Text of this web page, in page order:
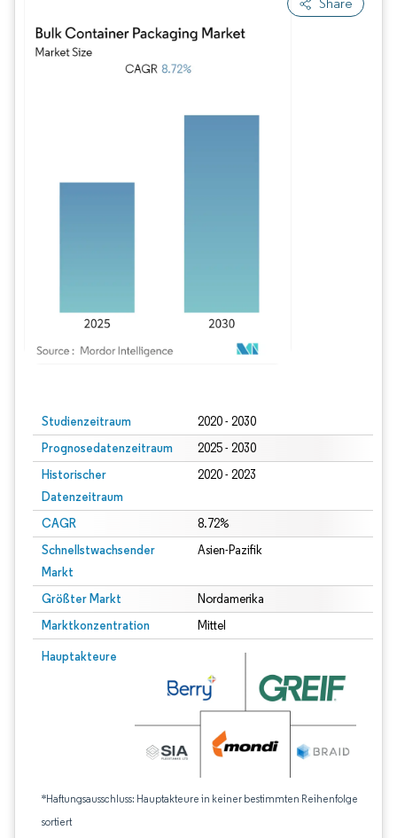
Studienzeitraum 2020 - 2030
Prognosedatenzeitraum 2025 - 2030
Historischer
Datenzeitraum
2020 - 2023
CAGR 8.72%
Schnellstwachsender
Markt
Asien-Pazifik
Größter Markt Nordamerika
Marktkonzentration Mittel
Hauptakteure
*Haftungsausschluss: Hauptakteure in keiner bestimmten Reihenfolge
sortiert